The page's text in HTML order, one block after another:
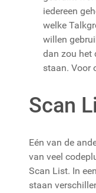
iedereen
welke
willen
dan zou het
staan. Voor
Scan
Eén van de
van veel
Scan List. In
staan